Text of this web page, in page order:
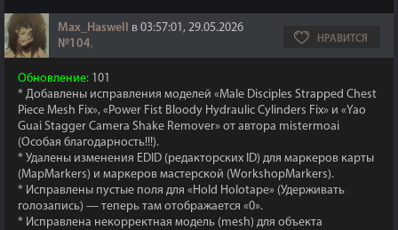
Max_Haswell в 03:57:01, 29.05.2026
№104, НРАВИТСЯ
Обновление: 101
* Добавлены исправления моделей «Male Disciples Strapped Chest
Piece Mesh Fix», «Power Fist Bloody Hydraulic Cylinders Fix» и «Yao
Guai Stagger Camera Shake Remover» от автора mistermoai
(Особая благодарность!!!).
* Удалены изменения EDID (редакторских ID) для маркеров карты
(MapMarkers) и маркеров мастерской (WorkshopMarkers).
* Исправлены пустые поля для «Hold Holotape» (Удерживать
голозапись) — теперь там отображается «0».
* Исправлена некорректная модель (mesh) для объекта